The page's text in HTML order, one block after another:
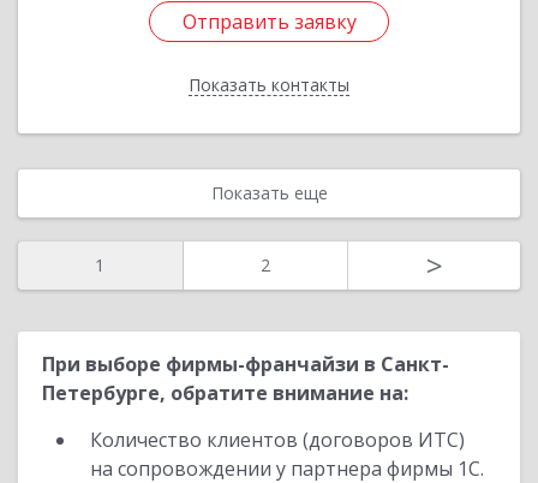
Отправить заявку
Показать контакты
Отправить заявку
Назад
Показать еще
1 2 >
При выборе фирмы-франчайзи в Санкт-
Петербурге, обратите внимание на:
Количество клиентов (договоров ИТС)
на сопровождении у партнера фирмы 1С.